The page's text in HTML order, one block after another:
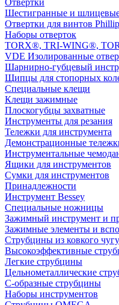
Отвертки
Шестигранные и шлицевые
Отвертки для винтов
Наборы отверток
TORX®, TRI-WING®,
VDE Изолированные
Шарнирно-губцевый
Щипцы для стопорных
Специальные клещи
Клещи зажимные
Плоскогубцы захватные
Инструменты для резания
Тележки для инструмента
Демонстрационные
Инструментальные
Ящики для инструментов
Сумки для инструментов
Принадлежности
Инструмент Bessey
Специальные ножницы
Зажимный инструмент и
Зажимные элементы и
Струбцины из ковкого
Высокоэффективные
Легкие струбцины
Цельнометаллические
C-образные струбцины
Наборы инструментов